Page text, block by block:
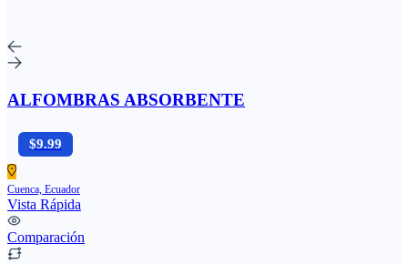
ALFOMBRAS ABSORBENTE
$9.99
Cuenca, Ecuador
Vista Rápida
Comparación